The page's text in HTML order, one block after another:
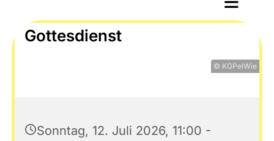
Gottesdienst
© KGPelWie
Sonntag, 12. Juli 2026, 11:00 -